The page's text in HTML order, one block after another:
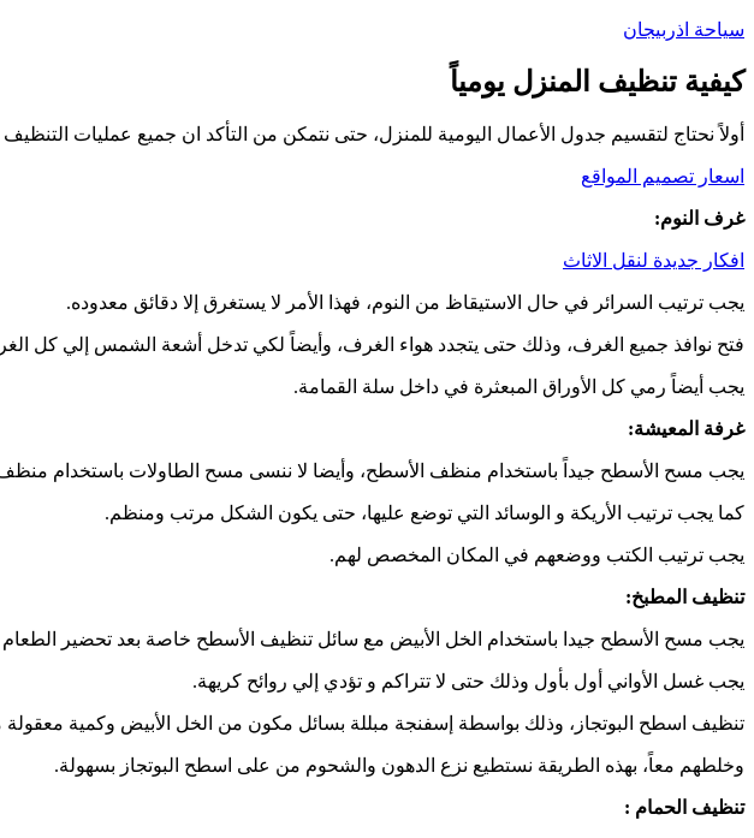
سياحة اذربيجان
كيفية تنظيف المنزل يومياً
أولاً نحتاج لتقسيم جدول الأعمال اليومية للمنزل، حتى نتمكن من التأكد ان جميع عمليات
اسعار تصميم المواقع
غرف النوم:
افكار جديدة لنقل الاثاث
يجب ترتيب السرائر في حال الاستيقاظ من النوم، فهذا الأمر لا يستغرق إلا دقائق معدوده.
فتح نوافذ جميع الغرف، وذلك حتى يتجدد هواء الغرف، وأيضاً لكي تدخل أشعة الشمس إلي كل
يجب أيضاً رمي كل الأوراق المبعثرة في داخل سلة القمامة.
غرفة المعيشة:
يجب مسح الأسطح جيداً باستخدام منظف الأسطح، وأيضا لا ننسى مسح الطاولات باستخدام
كما يجب ترتيب الأريكة و الوسائد التي توضع عليها، حتى يكون الشكل مرتب ومنظم.
يجب ترتيب الكتب ووضعهم في المكان المخصص لهم.
تنظيف المطبخ:
يجب مسح الأسطح جيدا باستخدام الخل الأبيض مع سائل تنظيف الأسطح خاصة بعد تحضير
يجب غسل الأواني أول بأول وذلك حتى لا تتراكم و تؤدي إلي روائح كريهة.
تنظيف اسطح البوتجاز، وذلك بواسطة إسفنجة مبللة بسائل مكون من الخل الأبيض وكمية معقولة
وخلطهم معاً، بهذه الطريقة نستطيع نزع الدهون والشحوم من على اسطح البوتجاز بسهولة.
تنظيف الحمام :